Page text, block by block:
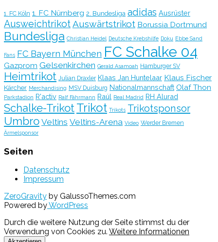
1. FC Köln 1. FC Nürnberg 2. Bundesliga adidas Ausrüster
AusweichtrikotAuswärtstrikot Borussia Dortmund
Bundesliga Christian Heidel Deutsche Krebshilfe Doku Ebbe Sand
Fans FC Bayern München FC Schalke 04
Gazprom Gelsenkirchen Gerald Asamoah Hamburger SV
Heimtrikot Julian Draxler Klaas Jan Huntelaar Klaus Fischer
Kärcher Merchandising MSV Duisburg Nationalmannschaft Olaf Thon
Parkstadion R'activ Ralf Fährmann Raúl Real Madrid RH Alurad
Schalke-TrikotTrikot Trikots Trikotsponsor
Umbro Veltins Veltins-Arena Video Werder Bremen
Ärmelsponsor
Seiten
Datenschutz
Impressum
ZeroGravity by GalussoThemes.com
Powered byWordPress
Durch die weitere Nutzung der Seite stimmst du der
Verwendung von Cookies zu. Weitere Informationen